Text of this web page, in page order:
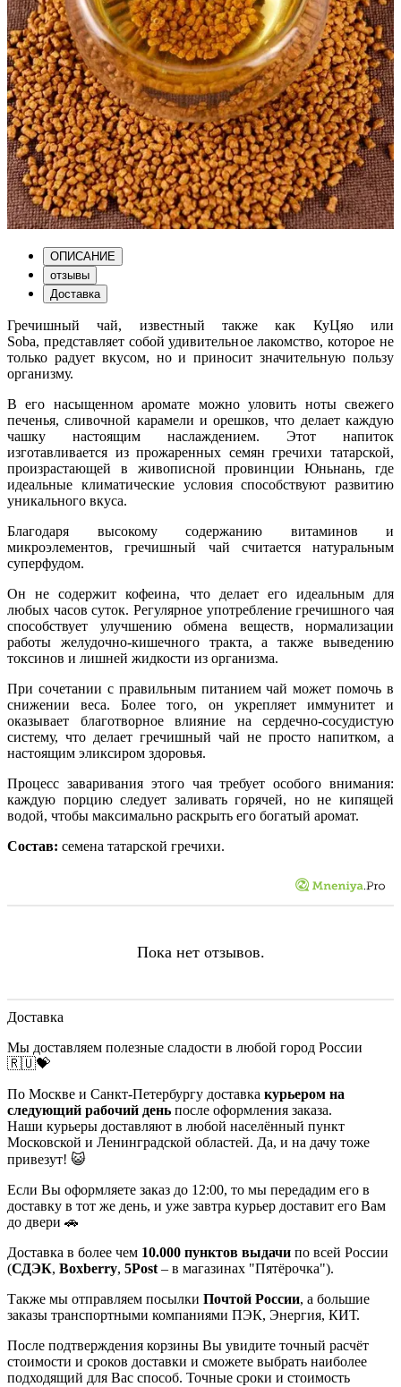
ОПИСАНИЕ
отзывы
Доставка
Гречишный чай, известный также как КуЦяо или
Soba, представляет собой удивительное лакомство, которое не
только радует вкусом, но и приносит значительную пользу
организму.
В его насыщенном аромате можно уловить ноты свежего
печенья, сливочной карамели и орешков, что делает каждую
чашку настоящим наслаждением. Этот напиток
изготавливается из прожаренных семян гречихи татарской,
произрастающей в живописной провинции Юньнань, где
идеальные климатические условия способствуют развитию
уникального вкуса.
Благодаря высокому содержанию витаминов и
микроэлементов, гречишный чай считается натуральным
суперфудом.
Он не содержит кофеина, что делает его идеальным для
любых часов суток. Регулярное употребление гречишного чая
способствует улучшению обмена веществ, нормализации
работы желудочно-кишечного тракта, а также выведению
токсинов и лишней жидкости из организма.
При сочетании с правильным питанием чай может помочь в
снижении веса. Более того, он укрепляет иммунитет и
оказывает благотворное влияние на сердечно-сосудистую
систему, что делает гречишный чай не просто напитком, а
настоящим эликсиром здоровья.
Процесс заваривания этого чая требует особого внимания:
каждую порцию следует заливать горячей, но не кипящей
водой, чтобы максимально раскрыть его богатый аромат.
Состав: семена татарской гречихи.
Пока нет отзывов.
Доставка
Мы доставляем полезные сладости в любой город России
🇷🇺💝
По Москве и Санкт-Петербургу доставка курьером на
следующий рабочий день после оформления заказа.
Наши курьеры доставляют в любой населённый пункт
Московской и Ленинградской областей. Да, и на дачу тоже
привезут! 😺
Если Вы оформляете заказ до 12:00, то мы передадим его в
доставку в тот же день, и уже завтра курьер доставит его Вам
до двери 🚗
Доставка в более чем 10.000 пунктов выдачи по всей России
(СДЭК, Boxberry, 5Post– в магазинах "Пятёрочка").
Также мы отправляем посылки Почтой России, а большие
заказы транспортными компаниями ПЭК, Энергия, КИТ.
После подтверждения корзины Вы увидите точный расчёт
стоимости и сроков доставки и сможете выбрать наиболее
подходящий для Вас способ. Точные сроки и стоимость